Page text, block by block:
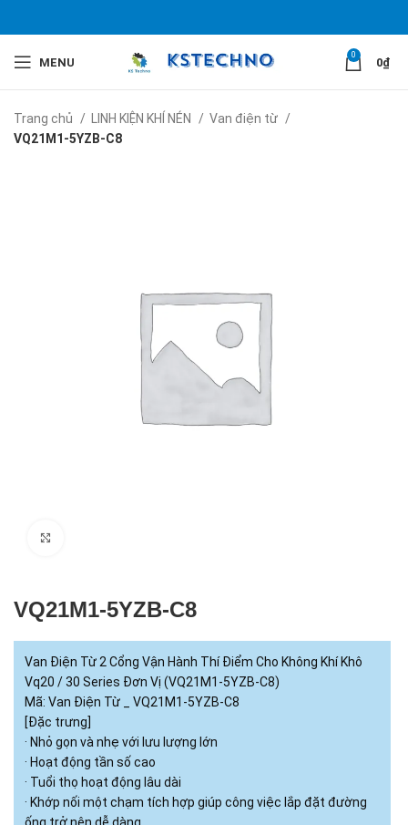
MENU
0
0₫
Trang chủ LINH KIỆN KHÍ NÉN
Van điện từ
VQ21M1-5YZB-C8
VQ21M1-5YZB-C8
Van Điện Từ 2 Cổng Vận Hành Thí Điểm Cho Không Khí Khô
Vq20 / 30 Series Đơn Vị (VQ21M1-5YZB-C8)
Mã: Van Điện Từ _ VQ21M1-5YZB-C8
[Đặc trưng]
· Nhỏ gọn và nhẹ với lưu lượng lớn
· Hoạt động tần số cao
· Tuổi thọ hoạt động lâu dài
· Khớp nối một chạm tích hợp giúp công việc lắp đặt đường